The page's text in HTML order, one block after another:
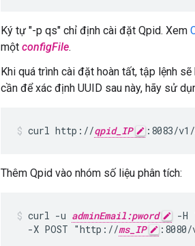
Ký tự "-p qs" chỉ định cài đặt Qpid. Xem
một configFile.
Khi quá trình cài đặt hoàn tất, tập lệnh
cần để xác định UUID sau này, hãy sử
curl http://qpid_IP :8083/
Thêm Qpid vào nhóm số liệu phân tích:
curl -u adminEmail:pword
-H
  -X POST "http://
ms_IP